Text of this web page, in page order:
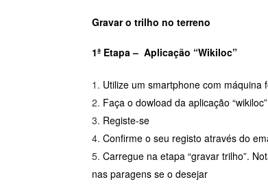
Gravar o trilho no terreno
1ª Etapa – Aplicação “Wikiloc”
Utilize um smartphone com máquina
Faça o dowload da aplicação “wikiloc”
Registe-se
Confirme o seu registo através do
Carregue na etapa “gravar trilho”.
nas paragens se o desejar